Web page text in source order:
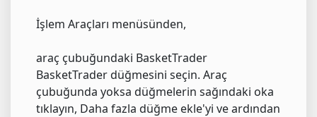
İşlem Araçları menüsünden,
araç çubuğundaki BasketTrader
BasketTrader düğmesini seçin. Araç
çubuğunda yoksa düğmelerin sağındaki oka
tıklayın, Daha fazla düğme ekle'yi ve ardından